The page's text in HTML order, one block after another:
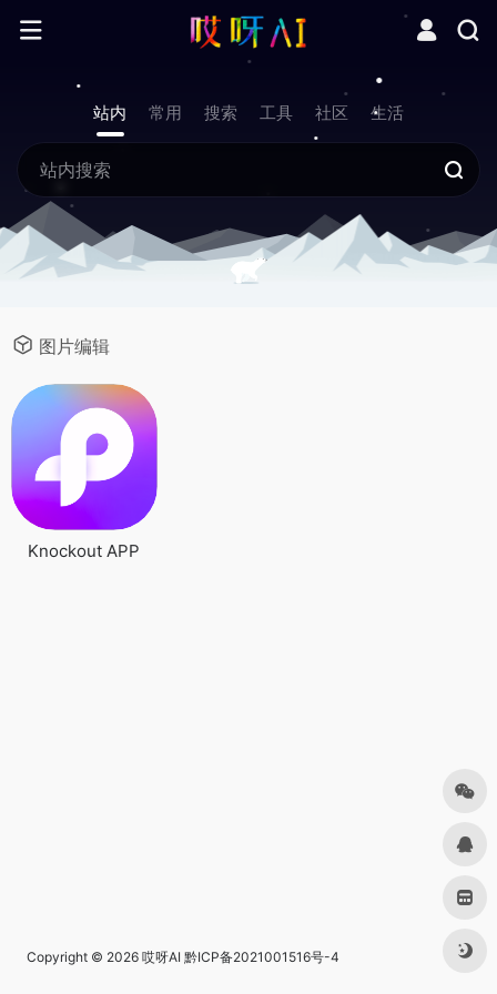
站内 常用 搜索 工具 社区 生活
图片编辑
Knockout APP
Copyright © 2026 哎呀AI 黔ICP备2021001516号-4